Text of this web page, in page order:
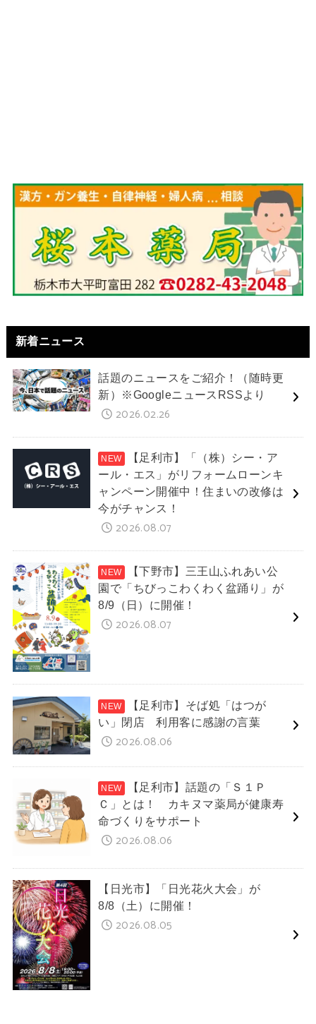
新着ニュース
話題のニュースをご紹介！（随時更
新）※GoogleニュースRSSより
2026.02.26
【足利市】「（株）シー・ア
ール・エス」がリフォームローンキ
ャンペーン開催中！住まいの改修は
今がチャンス！
2026.08.07
【下野市】三王山ふれあい公
園で「ちびっこわくわく盆踊り」が
8/9（日）に開催！
2026.08.07
【足利市】そば処「はつが
い」閉店 利用客に感謝の言葉
2026.08.06
【足利市】話題の「Ｓ１Ｐ
Ｃ」とは！ カキヌマ薬局が健康寿
命づくりをサポート
2026.08.06
【日光市】「日光花火大会」が
8/8（土）に開催！
2026.08.05